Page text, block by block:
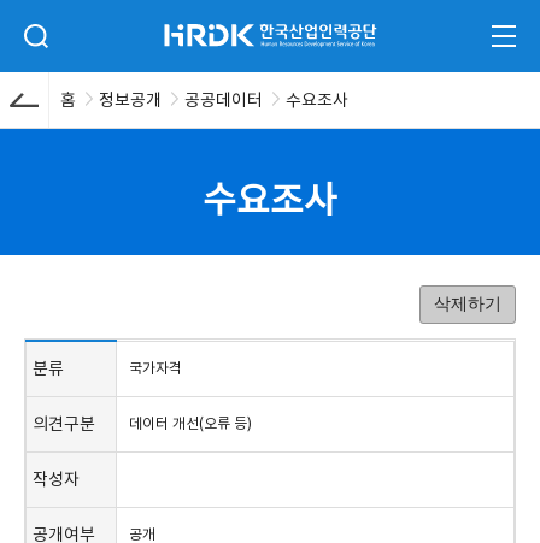
검색 입력폼 열기 HRDK 한국산업인력공단 전체
홈 정보공개 공공데이터 수요조사
수요조사
삭제하기
분류 국가자격
의견구분 데이터 개선(오류 등)
작성자
공개여부 공개